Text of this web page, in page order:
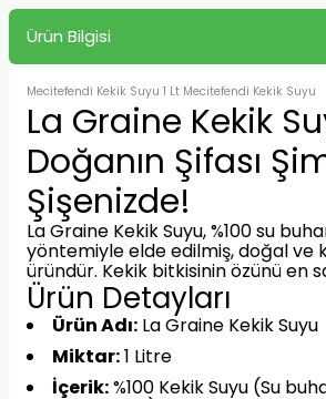
Ürün Bilgisi
Mecitefendi Kekik Suyu 1 Lt Mecitefendi Kekik Suyu
La Graine Kekik
Doğanın Şifası
Şişenizde!
La Graine Kekik Suyu, %100 su
yöntemiyle elde edilmiş, doğal ve
üründür. Kekik bitkisinin özünü en
Ürün Detayları
Ürün Adı: La Graine Kekik Suyu
Miktar:1 Litre
İçerik:%100 Kekik Suyu (Su